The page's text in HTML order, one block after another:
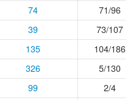
74
71/96
39
73/107
135
104/186
326
5/130
99
2/4